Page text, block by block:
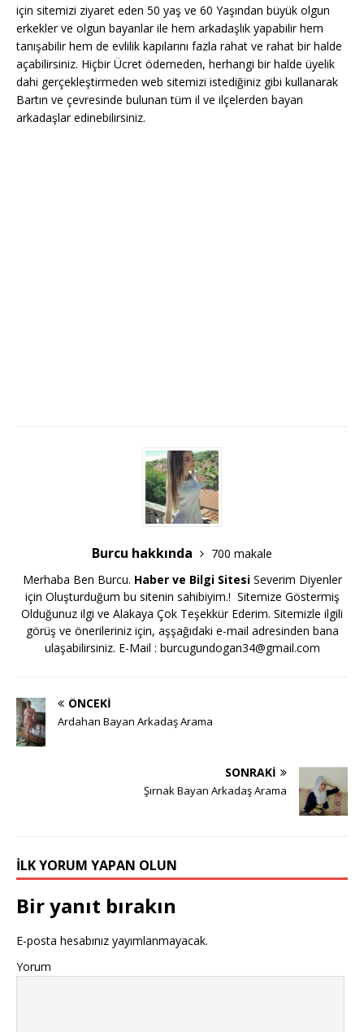
için sitemizi ziyaret eden 50 yaş ve 60 Yaşından büyük olgun
erkekler ve olgun bayanlar ile hem arkadaşlık yapabilir hem
tanışabilir hem de evlilik kapılarını fazla rahat ve rahat bir halde
açabilirsiniz. Hiçbir Ücret ödemeden, herhangi bir halde üyelik
dahi gerçekleştirmeden web sitemizi istediğiniz gibi kullanarak
Bartın ve çevresinde bulunan tüm il ve ilçelerden bayan
arkadaşlar edinebilirsiniz.
Burcu hakkında
700 makale
Merhaba Ben Burcu. Haber ve Bilgi SitesiSeverim Diyenler
için Oluşturduğum bu sitenin sahibiyim.! Sitemize Göstermiş
Olduğunuz ilgi ve Alakaya Çok Teşekkür Ederim. Sitemizle ilgili
görüş ve önerileriniz için, aşşağıdaki e-mail adresinden bana
ulaşabilirsiniz. E-Mail : burcugundogan34@gmail.com
ÖNCEKI
Ardahan Bayan Arkadaş Arama
SONRAKI
Şırnak Bayan Arkadaş Arama
İLK YORUM YAPAN OLUN
Bir yanıt bırakın
E-posta hesabınız yayımlanmayacak.
Yorum